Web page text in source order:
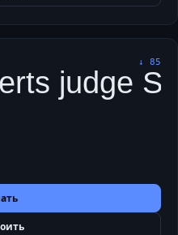
↓ 85
judge